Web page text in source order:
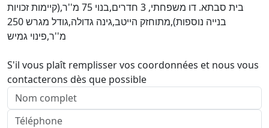
בית סבתא. דו משפחתי, 3 חדרים,בנוי 75 מ''ר,(קיימות זכויות
בנייה נוספות),מתוחזק הייטב,גינה גדולה,גודל מגרש 250
מ''ר,פינוי גמיש
S'il vous plaît remplisser vos coordonnées et nous vous
contacterons dès que possible